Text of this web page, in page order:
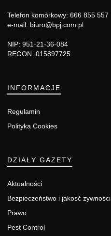
Telefon komórkowy: 666 855 557
e-mail: biuro@bpj.com.pl
NIP: 951-21-36-084
REGON: 015897725
INFORMACJE
Regulamin
Polityka Cookies
DZIAŁY GAZETY
Aktualności
Bezpieczeństwo i jakość żywności
Prawo
Pest Control